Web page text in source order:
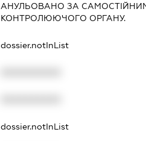
АНУЛЬОВАНО ЗА
КОНТРОЛЮЮЧОГО ОРГАНУ.
dossier.notInList
dossier.notInList